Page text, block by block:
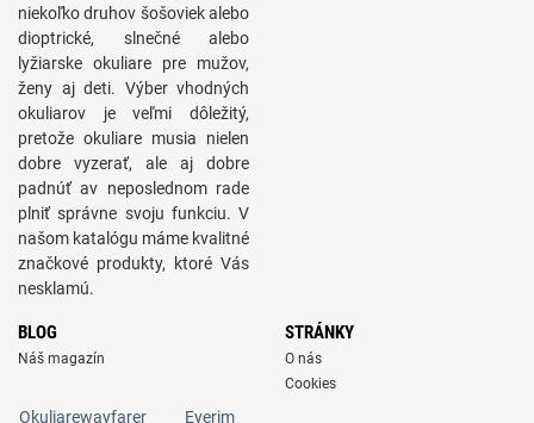
niekoľko druhov šošoviek alebo
dioptrické, slnečné alebo
lyžiarske okuliare pre mužov,
ženy aj deti. Výber vhodných
okuliarov je veľmi dôležitý,
pretože okuliare musia nielen
dobre vyzerať, ale aj dobre
padnúť av neposlednom rade
plniť správne svoju funkciu. V
našom katalógu máme kvalitné
značkové produkty, ktoré Vás
nesklamú.
BLOG
Náš magazín
STRÁNKY
O nás
Cookies
Okuliarewayfarer Eyerim